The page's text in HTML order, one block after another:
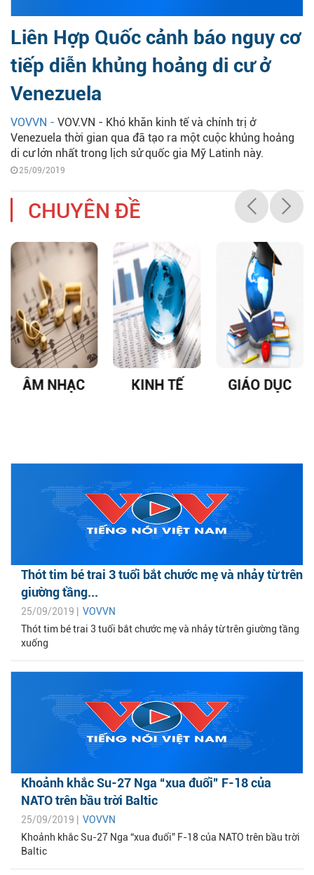
Liên Hợp Quốc cảnh báo nguy cơ
tiếp diễn khủng hoảng di cư ở
Venezuela
VOVVN - VOV.VN - Khó khăn kinh tế và chính trị ở
Venezuela thời gian qua đã tạo ra một cuộc khủng hoảng
di cư lớn nhất trong lịch sử quốc gia Mỹ Latinh này.
25/09/2019
CHUYÊN ĐỀ
ÂM NHẠC KINH TẾ GIÁO DỤC
Thót tim bé trai 3 tuổi bắt chước mẹ và nhảy từ trên
giường tầng...
25/09/2019 | VOVVN
Thót tim bé trai 3 tuổi bắt chước mẹ và nhảy từ trên giường tầng
xuống
Khoảnh khắc Su-27 Nga “xua đuổi” F-18 của
NATO trên bầu trời Baltic
25/09/2019 | VOVVN
Khoảnh khắc Su-27 Nga “xua đuổi” F-18 của NATO trên bầu trời
Baltic